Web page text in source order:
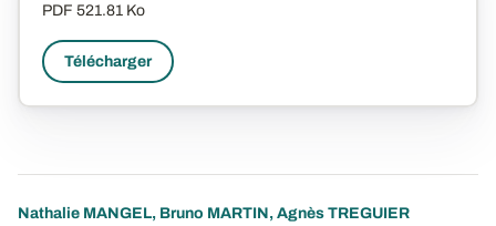
PDF 521.81 Ko
Télécharger
Nathalie MANGEL, Bruno MARTIN, Agnès TREGUIER